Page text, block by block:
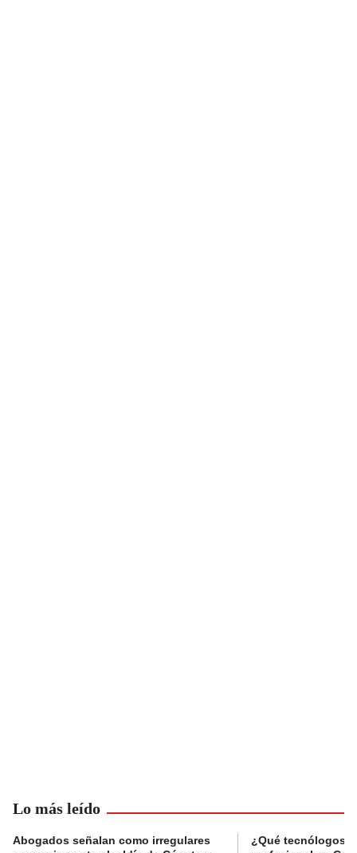
Lo más leído
Abogados señalan como irregulares
¿Qué tecnólogos